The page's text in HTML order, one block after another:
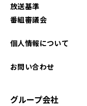
放送基準
番組審議会
個人情報について
お問い合わせ
グループ会社